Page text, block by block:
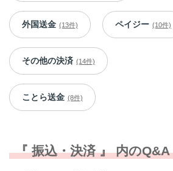
外国送金 (13件) ペイジー (10件)
その他の決済 (14件)
ことら送金 (8件)
『 振込・決済 』 内のQ&A